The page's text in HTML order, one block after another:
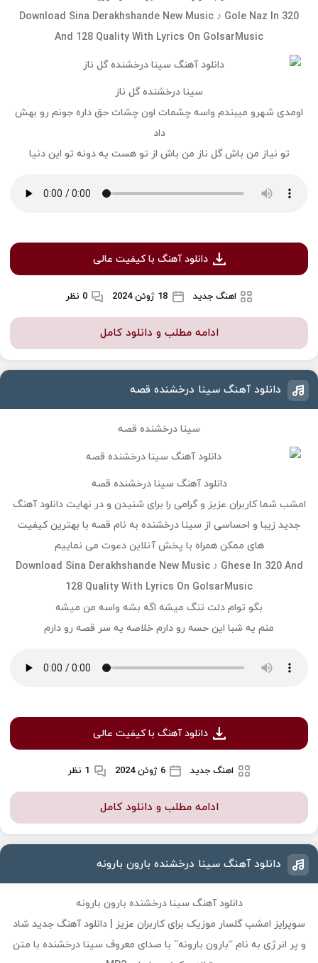
Download Sina Derakhshande New Music ♪ Gole Naz In 320
And 128 Quality With Lyrics On GolsarMusic
سینا درخشنده گل ناز
اومدی شهرو میبندم واسه چشمات اون چشات حق داره جونم رو بهش
داد
تو نیاز من باش گل ناز من باش از تو هست یه دونه تو این دنیا
دانلود آهنگ با کیفیت عالی
اهنگ جدید 18 ژوئن 2024 0 نظر
ادامه مطلب و دانلود کامل
دانلود آهنگ سینا درخشنده قصه
سینا درخشنده قصه
دانلود آهنگ سینا درخشنده قصه
امشب شما کاربران عزیز و گرامی را برای شنیدن و در نهایت دانلود آهنگ
جدید زیبا و احساسی از سینا درخشنده به نام قصه با بهترین کیفیت
های ممکن همراه با پخش آنلاین دعوت می نماییم
Download Sina Derakhshande New Music ♪ Ghese In 320 And
128 Quality With Lyrics On GolsarMusic
بگو توام دلت تنگ میشه اگه بشه واسه من ميشه
منم یه شبا این حسه رو دارم خلاصه یه سر قصه رو دارم
دانلود آهنگ با کیفیت عالی
اهنگ جدید 6 ژوئن 2024 1 نظر
ادامه مطلب و دانلود کامل
دانلود آهنگ سینا درخشنده بارون بارونه
دانلود آهنگ سینا درخشنده بارون بارونه
سوپرایز امشب گلسار موزیک برای کاربران عزیز | دانلود آهنگ جدید شاد
و پر انرژی به نام “بارون بارونه” با صدای معروف سینا درخشنده با متن